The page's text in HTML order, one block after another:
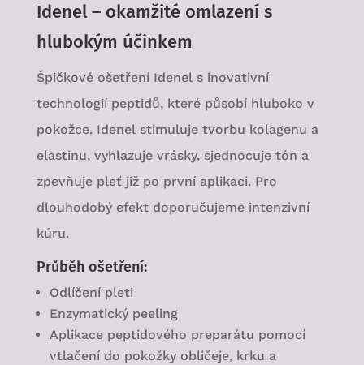
Idenel – okamžité omlazení s
hlubokým účinkem
Špičkové ošetření Idenel s inovativní
technologií peptidů, které působí hluboko v
pokožce. Idenel stimuluje tvorbu kolagenu a
elastinu, vyhlazuje vrásky, sjednocuje tón a
zpevňuje pleť již po první aplikaci. Pro
dlouhodobý efekt doporučujeme intenzivní
kúru.
Průběh ošetření:
Odlíčení pleti
Enzymatický peeling
Aplikace peptidového preparátu pomocí
vtlačení do pokožky obličeje, krku a